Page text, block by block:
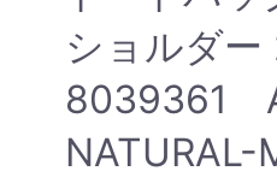
ショルダー
8039361
NATURAL-